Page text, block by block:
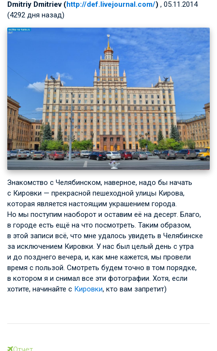
Dmitriy Dmitriev (http://def.livejournal.com/) , 05.11.2014
(4292 дня назад)
Знакомство с Челябинском, наверное, надо бы начать
с Кировки — прекрасной пешеходной улицы Кирова,
которая является настоящим украшением города.
Но мы поступим наоборот и оставим её на десерт. Благо,
в городе есть ещё на что посмотреть. Таким образом,
в этой записи всё, что мне удалось увидеть в Челябинске
за исключением Кировки. У нас был целый день с утра
и до позднего вечера, и, как мне кажется, мы провели
время с пользой. Смотреть будем точно в том порядке,
в котором я и снимал все эти фотографии. Хотя, если
хотите, начинайте с Кировки, кто вам запретит)